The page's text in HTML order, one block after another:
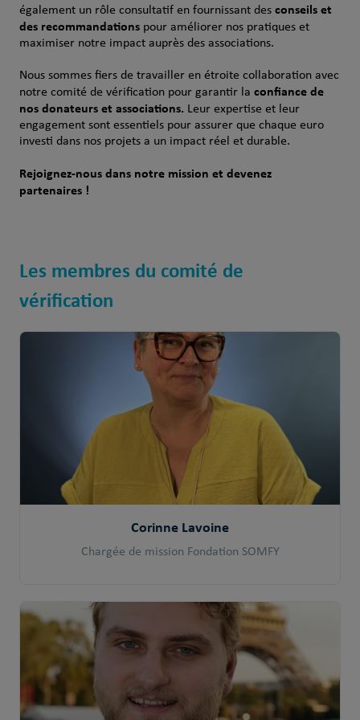
également un rôle consultatif en fournissant des conseils et
des recommandationspour améliorer nos pratiques et
maximiser notre impact auprès des associations.
Nous sommes fiers de travailler en étroite collaboration avec
notre comité de vérification pour garantir la confiance de
nos donateurs et associations. Leur expertise et leur
engagement sont essentiels pour assurer que chaque euro
investi dans nos projets a un impact réel et durable.
Rejoignez-nous dans notre mission et devenez
partenaires !
Les membres du comité de
vérification
Corinne Lavoine
Chargée de mission Fondation SOMFY